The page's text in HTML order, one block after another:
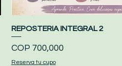
Quick View
REPOSTERIA INTEGRAL 2
Price
COP 700,000
Reserva tu cupo